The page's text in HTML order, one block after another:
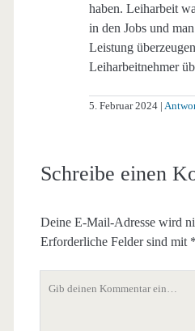
haben. Leiharbeit
in den Jobs und
Leistung
Leiharbeitnehmer
5. Februar 2024
Schreibe einen
Deine E-Mail-Adresse wird
Erforderliche Felder sind mit *